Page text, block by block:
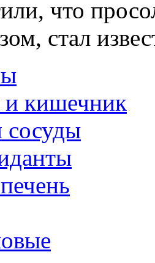
что
стал
кишечник
сосуды